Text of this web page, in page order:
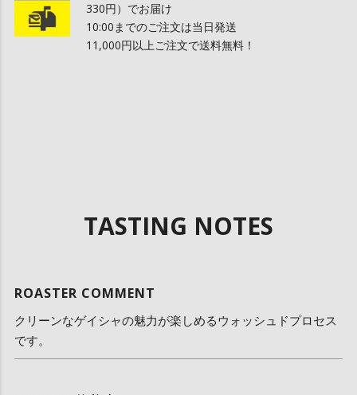
330円）でお届け
10:00までのご注文は当日発送
11,000円以上ご注文で送料無料！
TASTING NOTES
ROASTER COMMENT
クリーンなゲイシャの魅力が楽しめるウォッシュドプロセス
です。